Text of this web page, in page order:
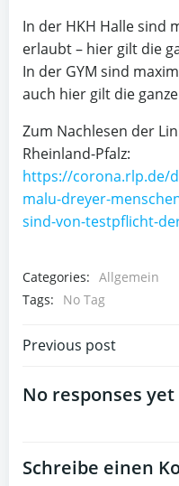
In der HKH Halle sind
erlaubt – hier gilt die
In der GYM sind
auch hier gilt die
Zum Nachlesen der
Rheinland-Pfalz:
https://corona.rlp.de/
malu-dreyer-
sind-von-testpflicht-
Categories: Allgemein
Tags:
No Tag
Post
navigation
Previous post
No responses yet
Schreibe einen